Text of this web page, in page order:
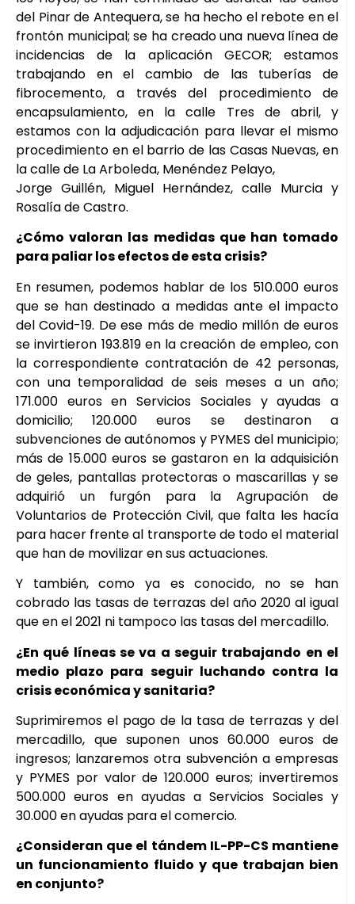
del Pinar de Antequera, se ha hecho el rebote en el
frontón municipal; se ha creado una nueva línea de
incidencias de la aplicación GECOR; estamos
trabajando en el cambio de las tuberías de
fibrocemento, a través del procedimiento de
encapsulamiento, en la calle Tres de abril, y
estamos con la adjudicación para llevar el mismo
procedimiento en el barrio de las Casas Nuevas, en
la calle de La Arboleda, Menéndez Pelayo,
Jorge Guillén, Miguel Hernández, calle Murcia y
Rosalía de Castro.
¿Cómo valoran las medidas que han tomado
para paliar los efectos de esta crisis?
En resumen, podemos hablar de los 510.000 euros
que se han destinado a medidas ante el impacto
del Covid-19. De ese más de medio millón de euros
se invirtieron 193.819 en la creación de empleo, con
la correspondiente contratación de 42 personas,
con una temporalidad de seis meses a un año;
171.000 euros en Servicios Sociales y ayudas a
domicilio; 120.000 euros se destinaron a
subvenciones de autónomos y PYMES del municipio;
más de 15.000 euros se gastaron en la adquisición
de geles, pantallas protectoras o mascarillas y se
adquirió un furgón para la Agrupación de
Voluntarios de Protección Civil, que falta les hacía
para hacer frente al transporte de todo el material
que han de movilizar en sus actuaciones.
Y también, como ya es conocido, no se han
cobrado las tasas de terrazas del año 2020 al igual
que en el 2021 ni tampoco las tasas del mercadillo.
¿En qué líneas se va a seguir trabajando en el
medio plazo para seguir luchando contra la
crisis económica y sanitaria?
Suprimiremos el pago de la tasa de terrazas y del
mercadillo, que suponen unos 60.000 euros de
ingresos; lanzaremos otra subvención a empresas
y PYMES por valor de 120.000 euros; invertiremos
500.000 euros en ayudas a Servicios Sociales y
30.000 en ayudas para el comercio.
¿Consideran que el tándem IL-PP-CS mantiene
un funcionamiento fluido y que trabajan bien
en conjunto?